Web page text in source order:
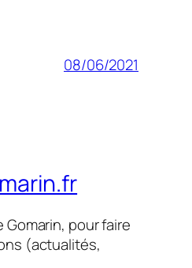
08/06/2021
Gomarin, pour faire
(actualités,